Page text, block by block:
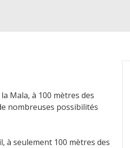
Mala, à 100 mètres des
nombreuses possibilités
à seulement 100 mètres des